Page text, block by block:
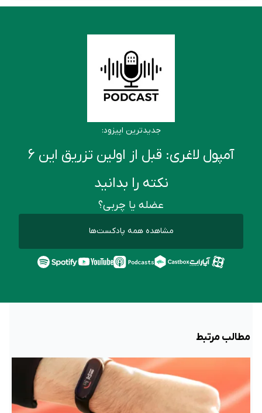
جدیدترین اپیزود:
آمپول لاغری: قبل از اولین تزریق این ۶
نکته را بدانید
عضله یا چربی؟
مشاهده همه پادکست‌ها
مطالب مرتبط